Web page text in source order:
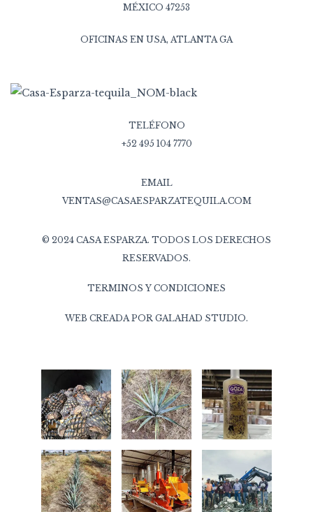
MÉXICO 47253
OFICINAS EN USA, ATLANTA GA
TELÉFONO
+52 495 104 7770
EMAIL
VENTAS@CASAESPARZATEQUILA.COM
© 2024 CASA ESPARZA. TODOS LOS DERECHOS
RESERVADOS.
TERMINOS Y CONDICIONES
WEB CREADA POR GALAHAD STUDIO.